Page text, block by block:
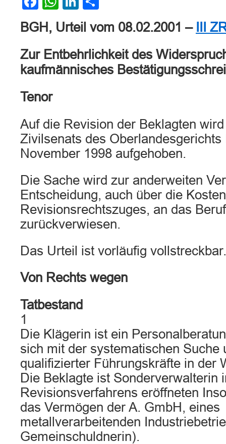
BGH, Urteil vom 08.02.2001 –
III
Zur Entbehrlichkeit des
kaufmännisches
Tenor
Auf die Revision der Beklagten
Zivilsenats des
November 1998 aufgehoben.
Die Sache wird zur anderweiten
Entscheidung, auch über die
Revisionsrechtszuges, an das
zurückverwiesen.
Das Urteil ist vorläufig vollstreckbar.
Von Rechts wegen
Tatbestand
1
Die Klägerin ist ein
sich mit der systematischen Suche
qualifizierter Führungskräfte in der
Die Beklagte ist Sonderverwalterin
Revisionsverfahrens eröffneten
das Vermögen der A. GmbH, eines
metallverarbeitenden
Gemeinschuldnerin).